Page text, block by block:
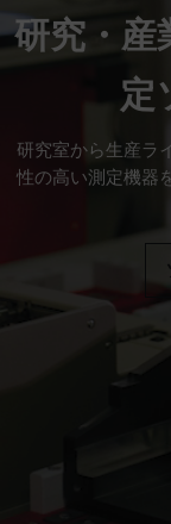
研究・産
定
研究室から生産ラ
性の高い測定機器